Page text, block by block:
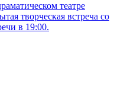
театре
творческая встреча со
в 19:00.